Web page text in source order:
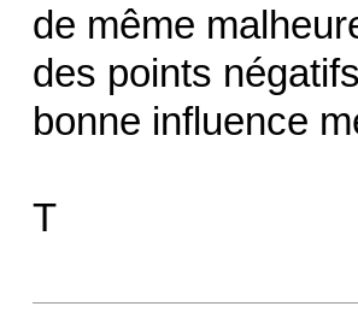
de même
des points
bonne influence
T